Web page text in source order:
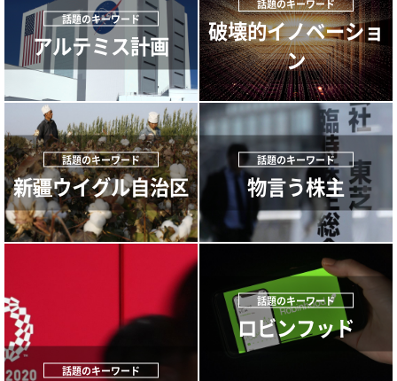
アルテミス計画
破壊的イノベーショ
ン
新疆ウイグル自治区 物言う株主
ロビンフッド